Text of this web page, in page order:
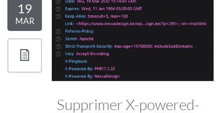
19
MAR
Supprimer X-powered-